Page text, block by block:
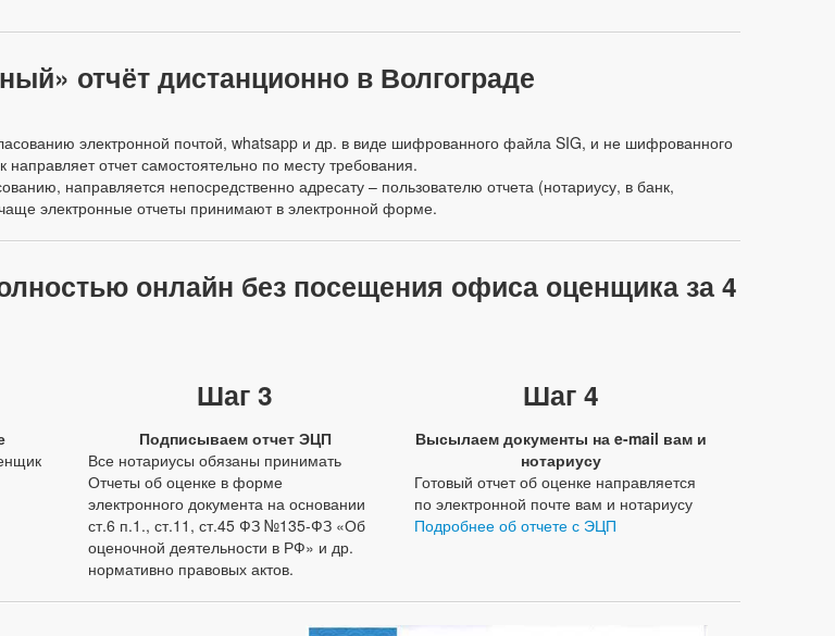
отчёт дистанционно в Волгограде
электронной почтой, whatsapp и др. в виде шифрованного файла SIG, и не шифрованного
отчет самостоятельно по месту требования.
направляется непосредственно адресату – пользователю отчета (нотариусу, в банк,
электронные отчеты принимают в электронной форме.
онлайн без посещения офиса оценщика за 4
Шаг 3
Подписываем отчет ЭЦП
Все нотариусы обязаны принимать
Отчеты об оценке в форме
электронного документа на основании
ст.6 п.1., ст.11, ст.45 ФЗ №135-ФЗ «Об
оценочной деятельности в РФ» и др.
нормативно правовых актов.
Шаг 4
Высылаем документы на e-mail вам и
нотариусу
Готовый отчет об оценке направляется
по электронной почте вам и нотариусу
Подробнее об отчете с ЭЦП